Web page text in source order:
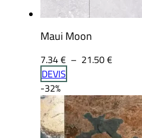
Maui Moon
7.34€ – 21.50€Plage
7.34 €
à
21.50 €
DEVIS
-32%